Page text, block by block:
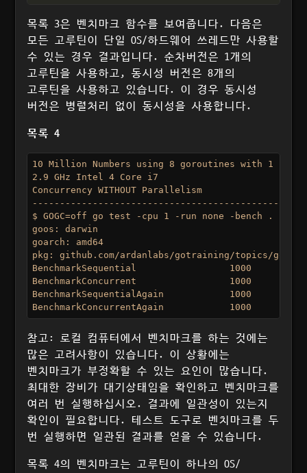
목록 3은 벤치마크 함수를 보여줍니다. 다음은
모든 고루틴이 단일 OS/하드웨어 쓰레드만 사용할
수 있는 경우 결과입니다. 순차버전은 1개의
고루틴을 사용하고, 동시성 버전은 8개의
고루틴을 사용하고 있습니다. 이 경우 동시성
버전은 병렬처리 없이 동시성을 사용합니다.
목록 4
10 Million Numbers using 8 goroutines with 1 core
2.9 GHz Intel 4 Core i7
Concurrency WITHOUT Parallelism
$ GOGC=off go test -cpu 1 -run none -bench . -
goos: darwin
goarch: amd64
pkg: github.com/ardanlabs/gotraining/topics/go/
BenchmarkSequential      	    1000	   5720764 ns/op : ~10% Faster
BenchmarkConcurrent      	    1000	   6387344 ns/op
BenchmarkSequentialAgain 	    1000	   5614666 ns/op : ~13% Faster
참고: 로컬 컴퓨터에서 벤치마크를 하는 것에는
많은 고려사항이 있습니다. 이 상황에는
벤치마크가 부정확할 수 있는 요인이 많습니다.
최대한 장비가 대기상태임을 확인하고 벤치마크를
여러 번 실행하십시오. 결과에 일관성이 있는지
확인이 필요합니다. 테스트 도구로 벤치마크를 두
번 실행하면 일관된 결과를 얻을 수 있습니다.
목록 4의 벤치마크는 고루틴이 하나의 OS/